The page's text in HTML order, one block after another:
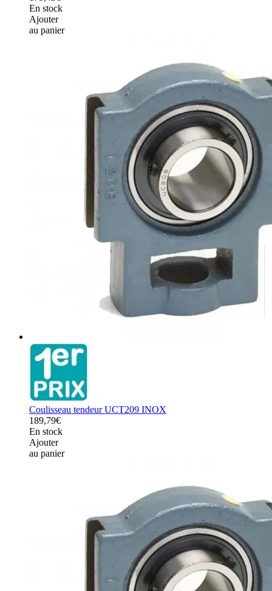
En stock
Ajouter
au panier
Coulisseau tendeur UCT209 INOX
189,79€
En stock
Ajouter
au panier